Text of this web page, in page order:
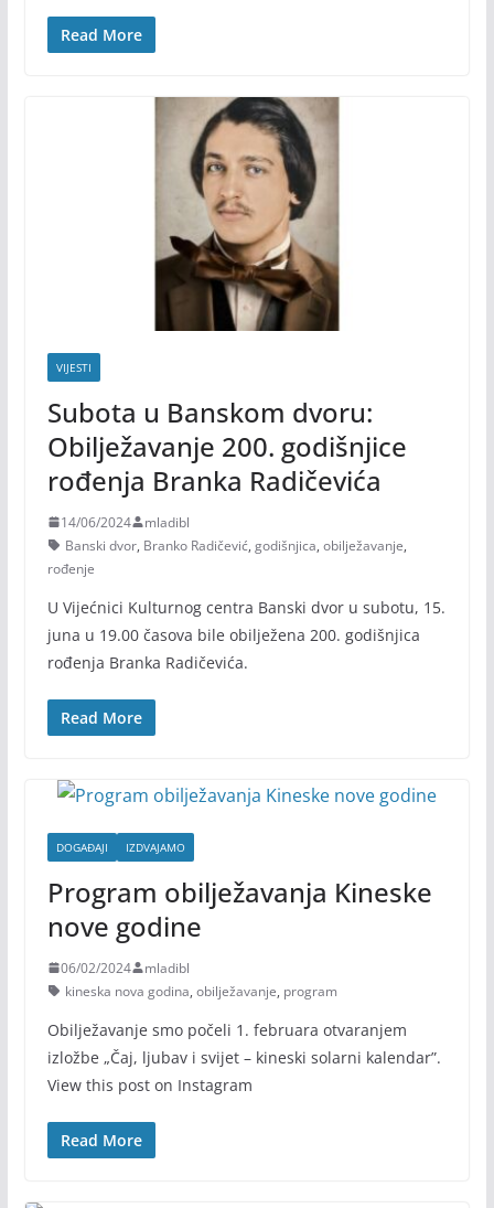
Read More
VIJESTI
Subota u Banskom dvoru:
Obilježavanje 200. godišnjice
rođenja Branka Radičevića
14/06/2024
mladibl
Banski dvor, Branko Radičević, godišnjica, obilježavanje,
rođenje
U Vijećnici Kulturnog centra Banski dvor u subotu, 15.
juna u 19.00 časova bile obilježena 200. godišnjica
rođenja Branka Radičevića.
Read More
DOGAĐAJI IZDVAJAMO
Program obilježavanja Kineske
nove godine
06/02/2024
mladibl
kineska nova godina, obilježavanje, program
Obilježavanje smo počeli 1. februara otvaranjem
izložbe „Čaj, ljubav i svijet – kineski solarni kalendar”.
View this post on Instagram
Read More